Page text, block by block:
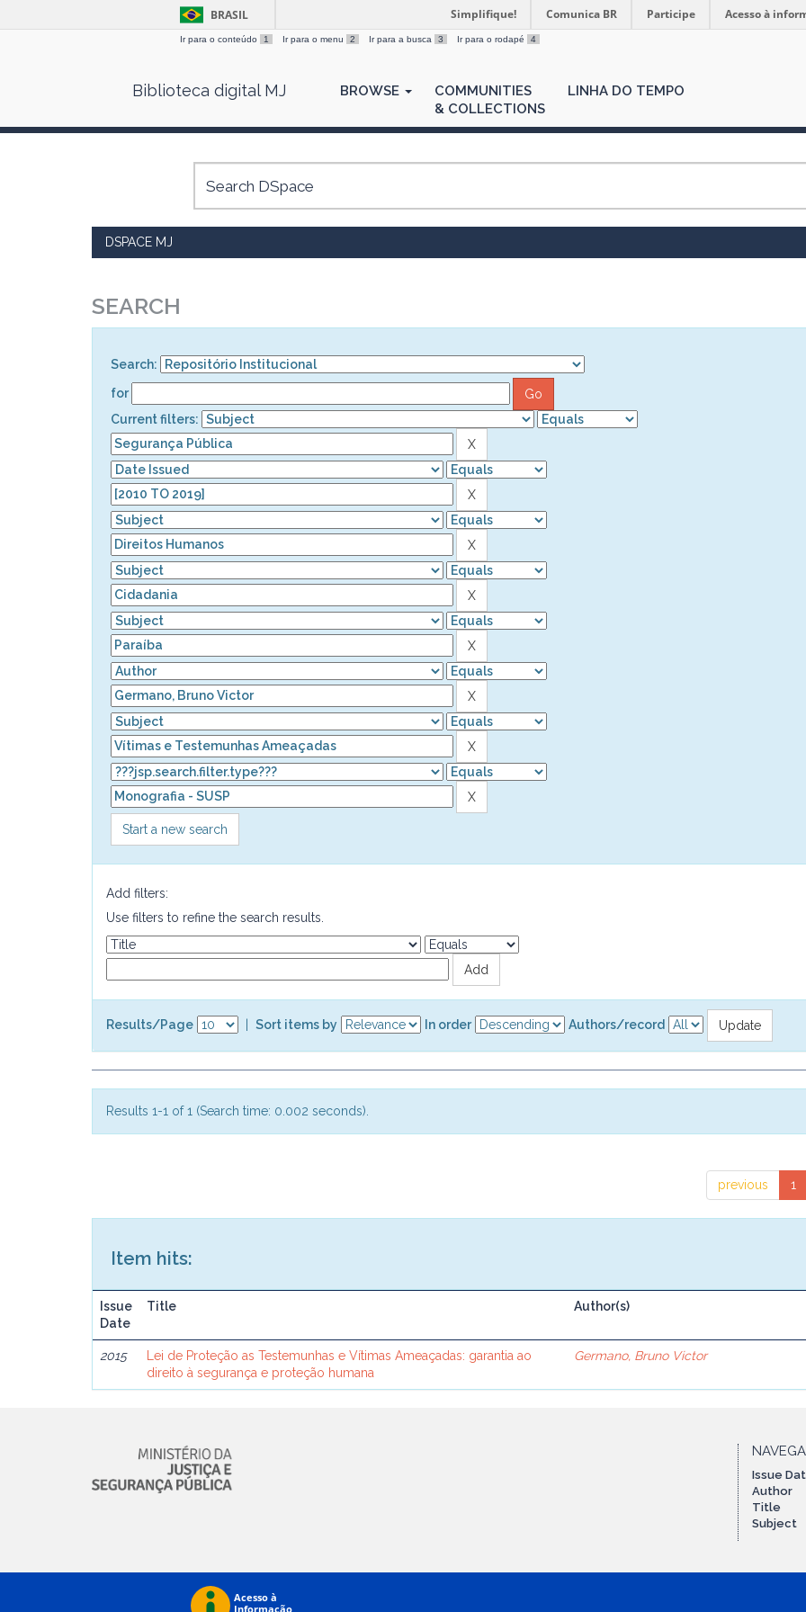
BRASIL Simplifique! Comunica BR Participe Acesso à
Ir para o conteúdo 1 Ir para o menu 2 Ir para a busca 3 Ir para o rodapé 4
Biblioteca digital MJ BROWSE
COMMUNITIES
& COLLECTIONS
LINHA DO TEMPO
DSPACE MJ
SEARCH
Search:
for
Current filters:
Start a new search
Add filters:
Use filters to refine the search results.
Results/Page Sort items by In order Authors/record
Results 1-1 of 1 (Search time: 0.002 seconds).
previous 1
Item hits:
Issue
Date
Title Author(s)
2015
Lei de Proteção as Testemunhas e Vítimas Ameaçadas: garantia ao
direito à segurança e proteção humana
Germano, Bruno Victor
Issue
Author
Title
Subject